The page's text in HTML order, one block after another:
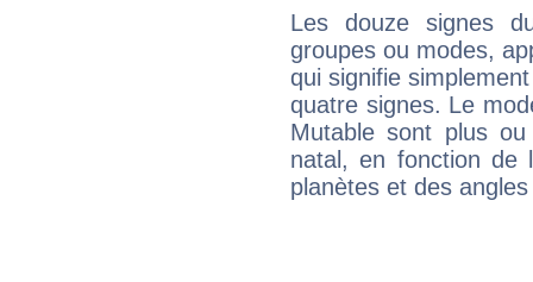
Les douze signes
groupes ou modes,
qui signifie
quatre signes. Le
Mutable sont plus
natal, en fonction de
planètes et des